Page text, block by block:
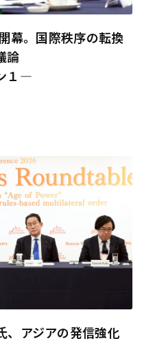
幕。国際秩序の転換
論
１―
、アジアの発信強化